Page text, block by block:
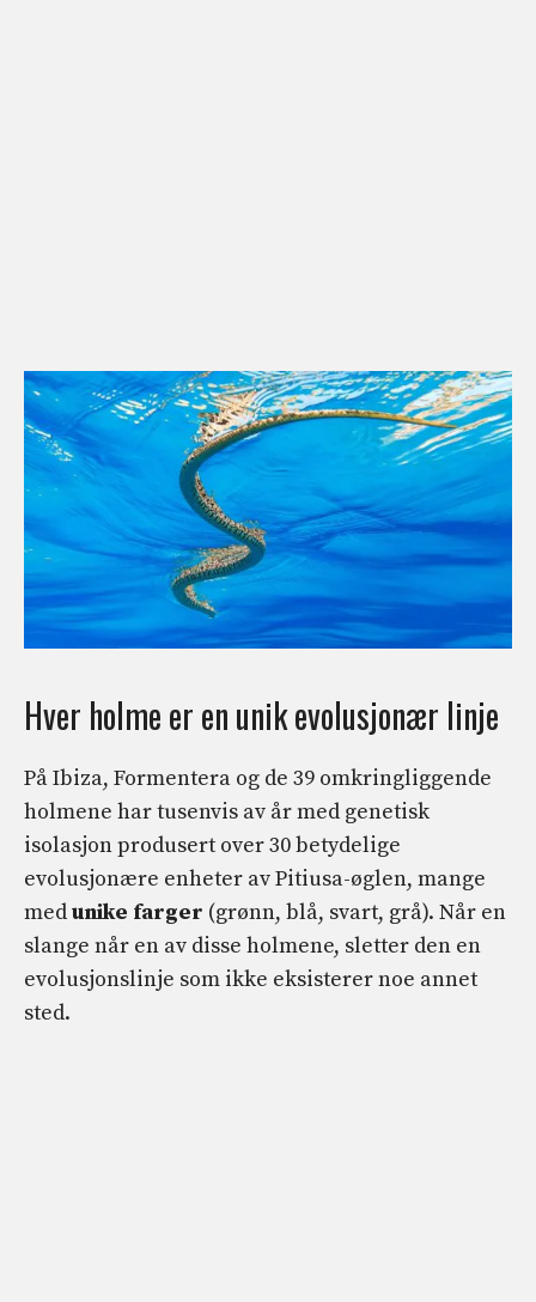
Hver holme er en unik evolusjonær linje
På Ibiza, Formentera og de 39 omkringliggende
holmene har tusenvis av år med genetisk
isolasjon produsert over 30 betydelige
evolusjonære enheter av Pitiusa-øglen, mange
medunike farger (grønn, blå, svart, grå). Når en
slange når en av disse holmene, sletter den en
evolusjonslinje som ikke eksisterer noe annet
sted.